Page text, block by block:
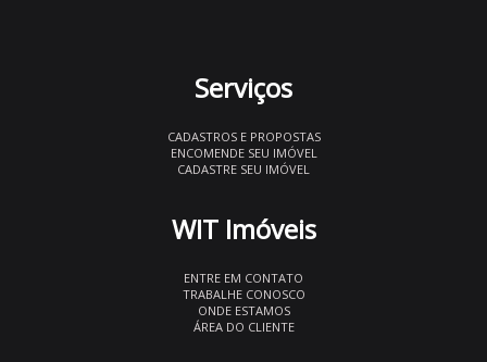
Serviços
CADASTROS E PROPOSTAS
ENCOMENDE SEU IMÓVEL
CADASTRE SEU IMÓVEL
WIT Imóveis
ENTRE EM CONTATO
TRABALHE CONOSCO
ONDE ESTAMOS
ÁREA DO CLIENTE